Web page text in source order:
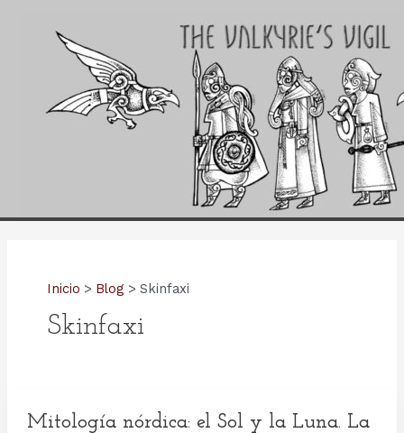
Inicio Blog Skinfaxi
Skinfaxi
Mitología nórdica: el Sol y la Luna. La